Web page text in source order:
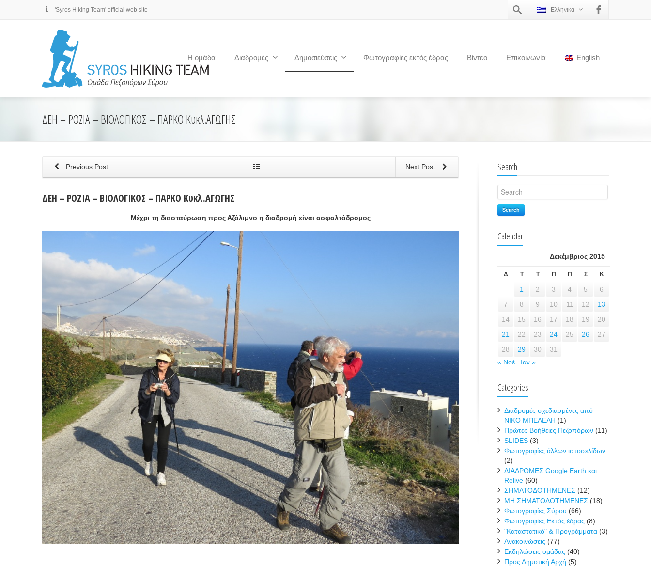
'Syros Hiking Team' official web site Ελληνικα
Η ομάδα Διαδρομές Δημοσιεύσεις Φωτογραφίες εκτός έδρας Βίντεο Επικοινωνία English
ΔΕΗ – ΡΟΖΙΑ – ΒΙΟΛΟΓΙΚΟΣ – ΠΑΡΚΟ Κυκλ.ΑΓΩΓΗΣ
Next Post
Previous Post
ΔΕΗ – ΡΟΖΙΑ – ΒΙΟΛΟΓΙΚΟΣ – ΠΑΡΚΟ Κυκλ.ΑΓΩΓΗΣ
Μέχρι τη διασταύρωση προς Αζόλιμνο η διαδρομή είναι ασφαλτόδρομος
Search
Search
Calendar
Δεκέμβριος 2015
Δ Τ Τ Π Π Σ Κ
1 2 3 4 5
6
7
8 9 10 11 12
13
14
15 16 17 18 19
20
21
22 23 24 25 26
27
28
29 30
31
« Νοέ
Ιαν »
Categories
Διαδρομές σχεδιασμένες από
ΝΙΚΟ ΜΠΕΛΕΛΗ (1)
Πρώτες Βοήθειες Πεζοπόρων (11)
SLIDES (3)
Φωτογραφίες άλλων ιστοσελίδων
(2)
ΔΙΑΔΡΟΜΕΣ Google Earth και
Relive (60)
ΣΗΜΑΤΟΔΟΤΗΜΕΝΕΣ (12)
ΜΗ ΣΗΜΑΤΟΔΟΤΗΜΕΝΕΣ (18)
Φωτογραφίες Σύρου (66)
Φωτογραφίες Εκτός έδρας (8)
"Καταστατικό" & Προγράμματα (3)
Ανακοινώσεις (77)
Εκδηλώσεις ομάδας (40)
Προς Δημοτική Αρχή (5)